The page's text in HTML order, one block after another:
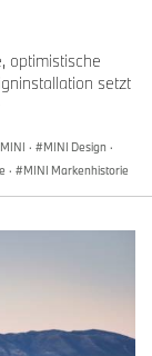
optimistische
setzt
MINI · MINI Design ·
· MINI Markenhistorie